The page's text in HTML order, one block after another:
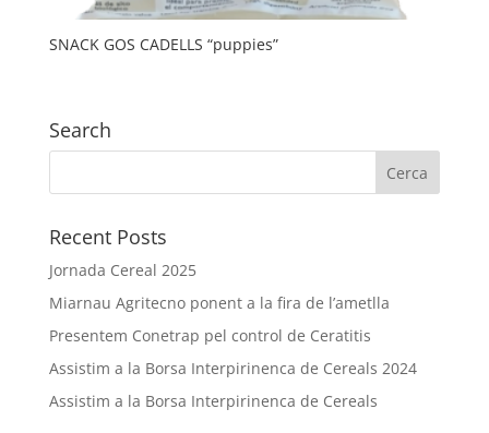
SNACK GOS CADELLS “puppies”
Search
Recent Posts
Jornada Cereal 2025
Miarnau Agritecno ponent a la fira de l’ametlla
Presentem Conetrap pel control de Ceratitis
Assistim a la Borsa Interpirinenca de Cereals 2024
Assistim a la Borsa Interpirinenca de Cereals